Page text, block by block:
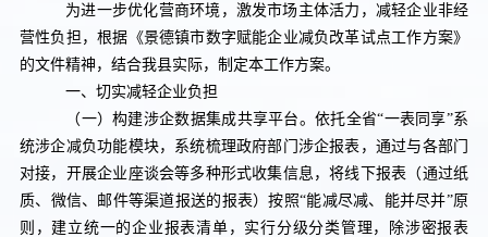
为进一步优化营商环境，激发市场主体活力，减轻企业非经
营性负担，根据《景德镇市数字赋能企业减负改革试点工作方案》
的文件精神，结合我县实际，制定本工作方案。
一、切实减轻企业负担
（一）构建涉企数据集成共享平台。依托全省“一表同享”系
统涉企减负功能模块，系统梳理政府部门涉企报表，通过与各部门
对接，开展企业座谈会等多种形式收集信息，将线下报表（通过纸
质、微信、邮件等渠道报送的报表）按照“能减尽减、能并尽并”原
则，建立统一的企业报表清单，实行分级分类管理，除涉密报表